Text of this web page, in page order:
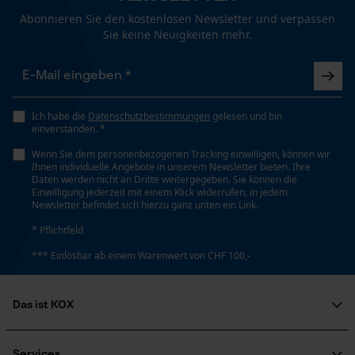
768 cm³
Technische Spezifikationen
Automatische Kettenschmierung
Nein
Eigenschaft
Sicher, Gut Sichtbar, Schützend, Zuverlässig
Häckselfunktion
Nein
Nein
Abonnieren Sie den kostenlosen Newsletter und verpassen
Sie keine Neuigkeiten mehr.
Ich habe die Datenschutzbestimmungen gelesen und bin
einverstanden. *
Wenn Sie dem personenbezogenen Tracking einwilligen, können wir
Ihnen individuelle Angebote in unserem Newsletter bieten. Ihre
Daten werden nicht an Dritte weitergegeben. Sie können die
Einwilligung jederzeit mit einem Klick widerrufen, in jedem
Newsletter befindet sich hierzu ganz unten ein Link.
* Pflichtfeld
*** Einlösbar ab einem Warenwert von CHF 100,-
Das ist KOX
Funktionale Cookies
Loop54 Personalization
Personalisierte Startseite
Gespeicherter Warenkorb
Persönliche Begrüßung
Geo-IP und User Detection
YouTube-Videos
Kontaktaufnahme per Chat